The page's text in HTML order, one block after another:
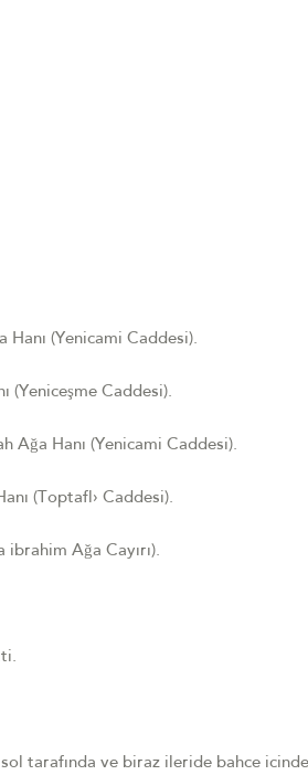
Hanı (Yenicami Caddesi).
(Yeniceşme Caddesi).
Ağa Hanı (Yenicami Caddesi).
(Toptafl› Caddesi).
ibrahim Ağa Cayırı).
tarafında ve biraz ileride bahce